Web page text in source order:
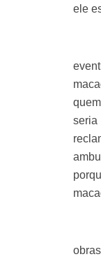
ele
seria
Na